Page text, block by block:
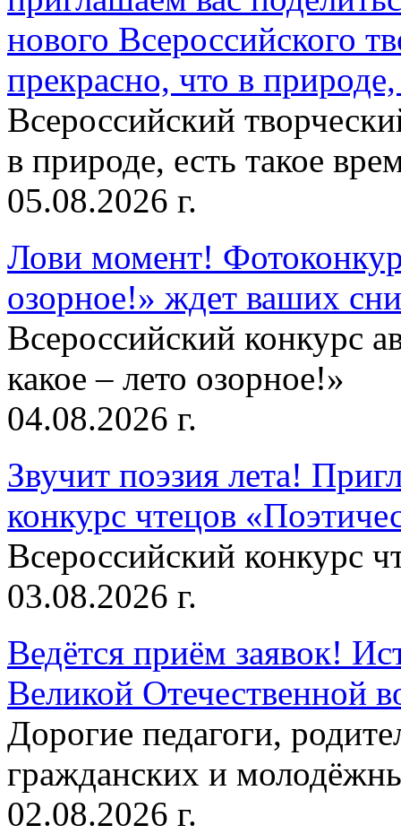
нового Всероссийского
прекрасно, что в
Всероссийский
в природе, есть такое
05.08.2026 г.
Лови момент!
озорное!» ждет ваших
Всероссийский конкурс
какое – лето озорное!»
04.08.2026 г.
Звучит поэзия лета!
конкурс чтецов
Всероссийский конкурс
03.08.2026 г.
Ведётся приём заявок!
Великой Отечественной
Дорогие педагоги,
гражданских и
02.08.2026 г.